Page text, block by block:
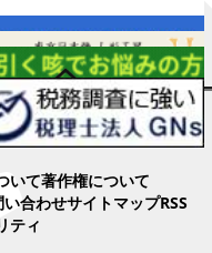
検索
いて著作権について
合わせサイトマップRSS
ティ